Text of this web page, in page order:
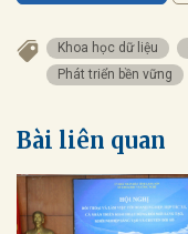
Khoa học dữ liệu
Phát triển bền vững
Bài liên quan